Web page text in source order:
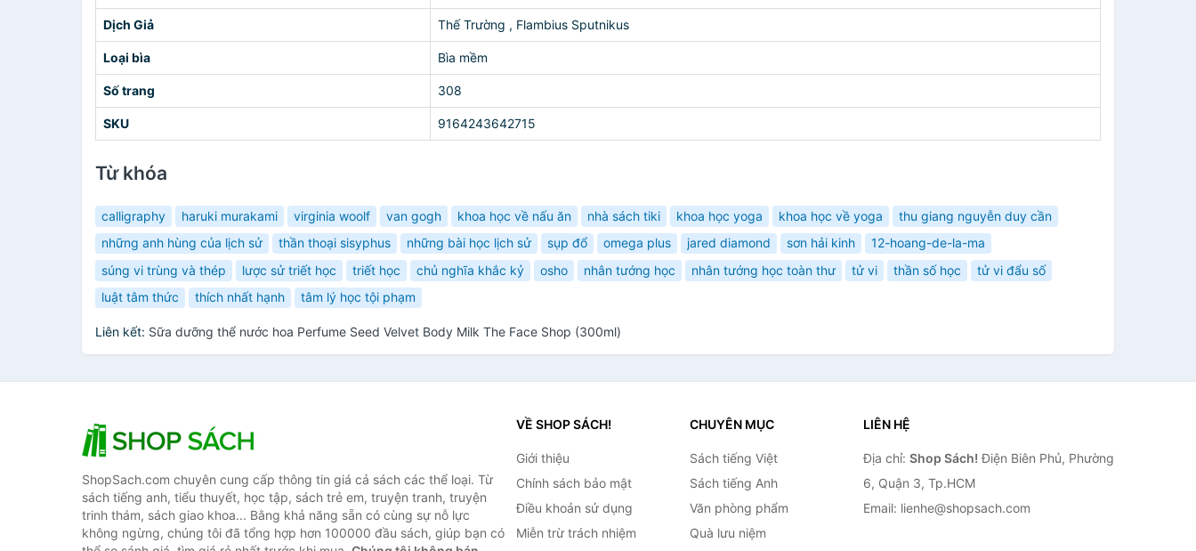
Dịch Giả Thế Trường , Flambius Sputnikus
Loại bìa Bìa mềm
Số trang 308
SKU 9164243642715
Từ khóa
calligraphy haruki murakami virginia woolf van gogh khoa học về nấu ăn nhà sách tiki khoa học yoga khoa học về yoga
thu giang nguyễn duy cần
những anh hùng của lịch sử
thần thoại sisyphus những bài học lịch sử sụp đổ omega plus jared diamond sơn hải kinh
12-hoang-de-la-ma
súng vi trùng và thép
lược sử triết học triết học chủ nghĩa khắc kỷ osho nhân tướng học nhân tướng học toàn thư tử vi thần số học
tử vi đẩu số
luật tâm thức
thích nhất hạnh tâm lý học tội phạm
Liên kết: Sữa dưỡng thể nước hoa Perfume Seed Velvet Body Milk The Face Shop (300ml)
ShopSach.com chuyên cung cấp thông tin giá cả sách các thể loại. Từ
sách tiếng anh, tiểu thuyết, học tập, sách trẻ em, truyện tranh, truyện
trinh thám, sách giao khoa... Bằng khả năng sẵn có cùng sự nỗ lực
không ngừng, chúng tôi đã tổng hợp hơn 100000 đầu sách, giúp bạn có
VỀ SHOP SÁCH!
Giới thiệu
Chính sách bảo mật
Điều khoản sử dụng
Miễn trừ trách nhiệm
CHUYÊN MỤC
Sách tiếng Việt
Sách tiếng Anh
Văn phòng phẩm
Quà lưu niệm
LIÊN HỆ
Địa chỉ: Shop Sách! Điện Biên Phủ, Phường
6, Quận 3, Tp.HCM
Email: lienhe@shopsach.com